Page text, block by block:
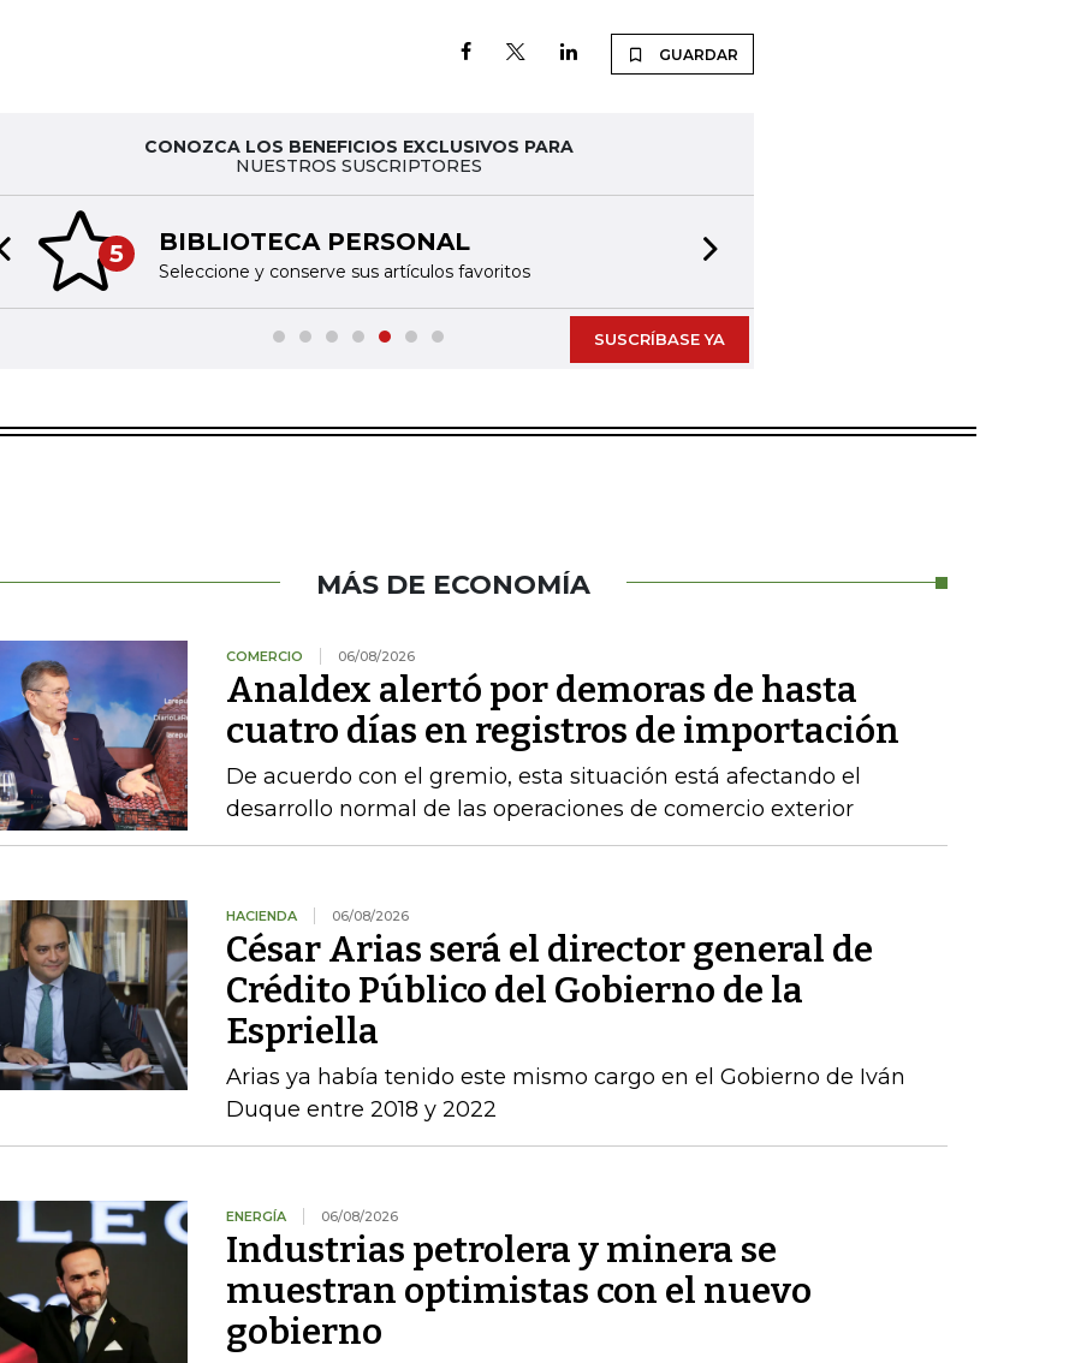
GUARDAR
CONOZCA LOS BENEFICIOS EXCLUSIVOS PARA
NUESTROS SUSCRIPTORES
5 BIBLIOTECA PERSONAL
Seleccione y conserve sus artículos favoritos
Previous slide
SUSCRÍBASE YA
MÁS DE ECONOMÍA
COMERCIO 06/08/2026
Analdex alertó por demoras de hasta
cuatro días en registros de importación
De acuerdo con el gremio, esta situación está afectando el
desarrollo normal de las operaciones de comercio exterior
HACIENDA 06/08/2026
César Arias será el director general de
Crédito Público del Gobierno de la
Espriella
Arias ya había tenido este mismo cargo en el Gobierno de Iván
Duque entre 2018 y 2022
ENERGÍA 06/08/2026
Industrias petrolera y minera se
muestran optimistas con el nuevo
gobierno